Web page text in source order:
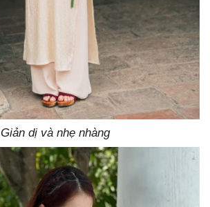
Giản dị và nhẹ nhàng